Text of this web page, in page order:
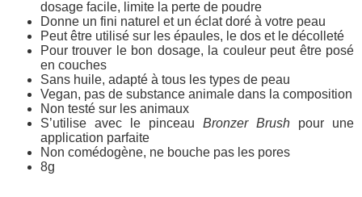
dosage facile, limite la perte de poudre
Donne un fini naturel et un éclat doré à votre peau
Peut être utilisé sur les épaules, le dos et le décolleté
Pour trouver le bon dosage, la couleur peut être posé
en couches
Sans huile, adapté à tous les types de peau
Vegan, pas de substance animale dans la composition
Non testé sur les animaux
S’utilise avec le pinceau Bronzer Brush pour une
application parfaite
Non comédogène, ne bouche pas les pores
8g